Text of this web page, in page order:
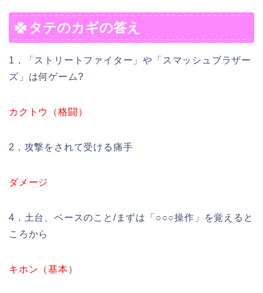
タテのカギの答え
1．「ストリートファイター」や「スマッシュブラザー
ズ」は何ゲーム?
カクトウ（格闘）
2．攻撃をされて受ける痛手
ダメージ
4．土台、ベースのこと/まずは「○○○操作」を覚えると
ころから
キホン（基本）